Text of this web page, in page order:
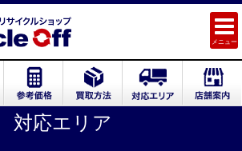
メニュー
対応エリア